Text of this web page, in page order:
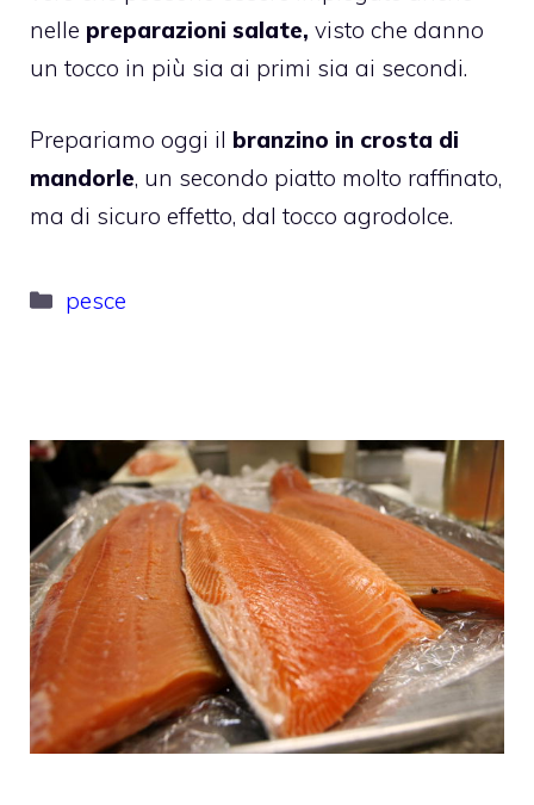
nelle preparazioni salate, visto che danno
un tocco in più sia ai primi sia ai secondi.
Prepariamo oggi il branzino in crosta di
mandorle, un secondo piatto molto raffinato,
ma di sicuro effetto, dal tocco agrodolce.
Categorie
pesce